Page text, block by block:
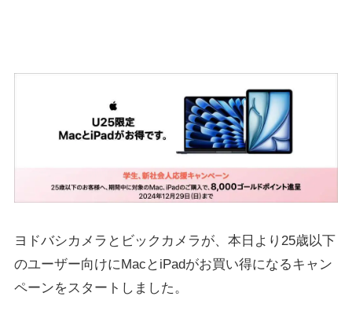
ヨドバシカメラとビックカメラが、本日より25歳以下
のユーザー向けにMacとiPadがお買い得になるキャン
ペーンをスタートしました。